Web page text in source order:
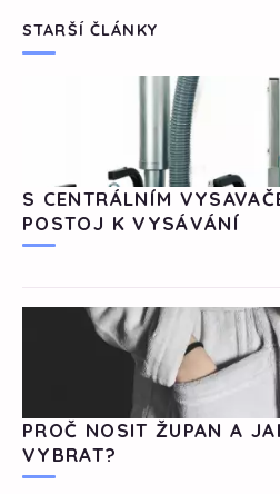
STARŠÍ ČLÁNKY
S CENTRÁLNÍM
POSTOJ K VYSÁVÁNÍ
PROČ NOSIT ŽUPAN A
VYBRAT?